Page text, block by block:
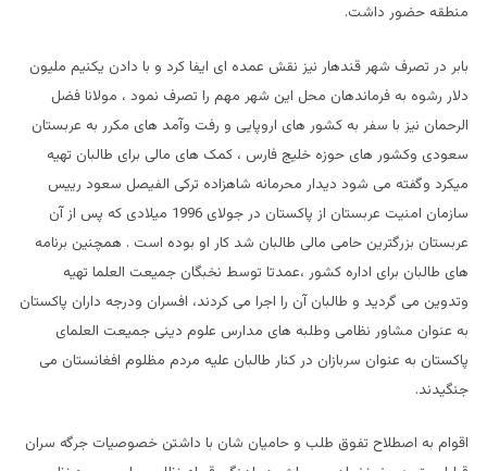
منطقه حضور داشت.
بابر در تصرف شهر قندهار نیز نقش عمده ای ایفا کرد و با دادن یکنیم ملیون
دلار رشوه به فرماندهان محل این شهر مهم را تصرف نمود ، مولانا فضل
الرحمان نیز با سفر به کشور های اروپایی و رفت وآمد های مکرر به عربستان
سعودی وکشور های حوزه خلیج فارس ، کمک های مالی برای طالبان تهیه
میکرد وگفته می شود دیدار محرمانه شاهزاده ترکی الفیصل سعود رییس
سازمان امنیت عربستان از پاکستان در جولای 1996 میلادی که پس از آن
عربستان بزرگترین حامی مالی طالبان شد کار او بوده است . همچنین برنامه
های طالبان برای اداره کشور ،عمدتا توسط نخبگان جمیعت العلما تهیه
وتدوین می گردید و طالبان آن را اجرا می کردند، افسران ودرجه داران پاکستان
به عنوان مشاور نظامی وطلبه های مدارس علوم دینی جمیعت العلمای
پاکستان به عنوان سربازان در کنار طالبان علیه مردم مظلوم افغانستان می
جنگیدند.
اقوام به اصطلاح تفوق طلب و حامیان شان با داشتن خصوصیات جرگه سران